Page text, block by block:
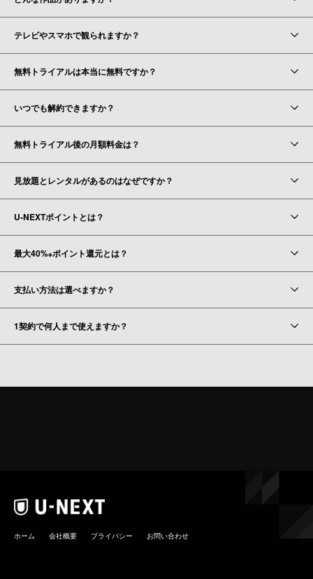
テレビやスマホで観られますか？
無料トライアルは本当に無料ですか？
いつでも解約できますか？
無料トライアル後の月額料金は？
見放題とレンタルがあるのはなぜですか？
U-NEXTポイントとは？
最大40%※ポイント還元とは？
支払い方法は選べますか？
1契約で何人まで使えますか？
ホーム 会社概要 プライバシー お問い合わせ